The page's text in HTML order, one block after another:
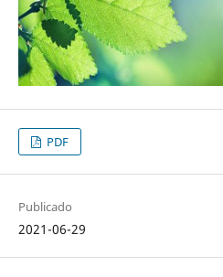
PDF
Publicado
2021-06-29